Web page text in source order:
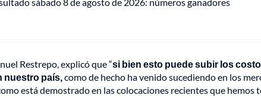
Restrepo, explicó que “si bien esto puede subir los
nuestro país,como de hecho ha venido sucediendo en los
está demostrado en las colocaciones recientes que hemos